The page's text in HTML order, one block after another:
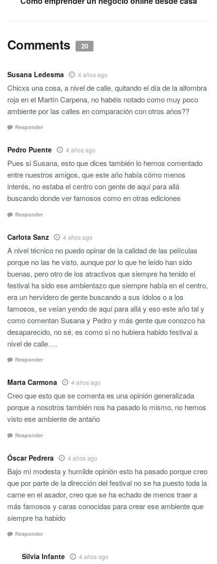
Comments 20
Susana Ledesma 4 años ago
Chicxs una cosa, a nivel de calle, quitando el día de la alfombra
roja en el Martín Carpena, no habéis notado como muy poco
ambiente por las calles en comparación con otros años??
Responder
Pedro Puente 4 años ago
Pues si Susana, esto que dices también lo hemos comentado
entre nuestros amigos, que este año había cómo menos
interés, no estaba el centro con gente de aquí para allá
buscando donde ver famosos como en otras ediciones
Responder
Carlota Sanz 4 años ago
A nivel técnico no puedo opinar de la calidad de las películas
porque no las he visto, aunque por lo que he leído han sido
buenas, pero otro de los atractivos que siempre ha tenido el
festival ha sido ese ambientazo que siempre había en el centro,
era un hervidero de gente buscando a sus ídolos o a los
famosos, se veían yendo de aquí para allá y eso este año tal y
como comentan Susana y Pedro y más gente que conozco ha
desaparecido, no sé, es como si no hubiera habido festival a
nivel de calle….
Responder
Marta Carmona 4 años ago
Creo que esto que se comenta es una opinión generalizada
porque a nosotros también nos ha pasado lo mismo, no hemos
visto ese ambiente de antaño
Responder
Óscar Pedrera 4 años ago
Bajo mi modesta y humilde opinión esto ha pasado porque creo
que por parte de la dirección del festival no se ha puesto toda la
carne en el asador, creo que se ha echado de menos traer a
más famosos y caras conocidas para crear ese ambiente que
siempre ha habido
Responder
Silvia Infante 4 años ago